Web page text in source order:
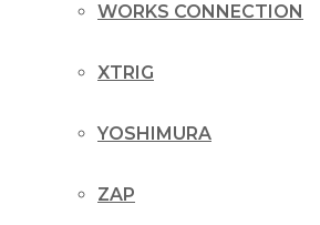
WORKS CONNECTION
XTRIG
YOSHIMURA
ZAP